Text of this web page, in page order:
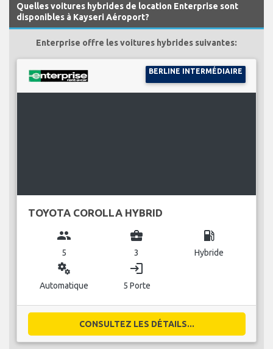
Quelles voitures hybrides de location Enterprise sont
disponibles à Kayseri Aéroport?
Enterprise offre les voitures hybrides suivantes:
BERLINE INTERMÉDIAIRE
TOYOTA COROLLA HYBRID
group
5
business_center
3
local_gas_station
Hybride
miscellaneous_services
Automatique
login
5 Porte
CONSULTEZ LES DÉTAILS...